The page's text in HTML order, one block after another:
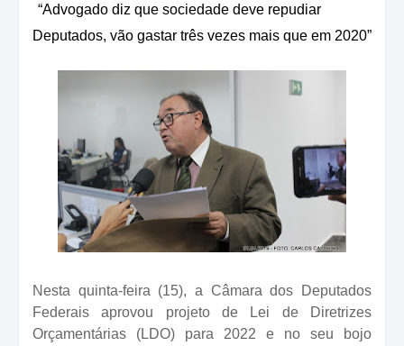
“Advogado diz que sociedade deve repudiar
Deputados, vão gastar três vezes mais que em 2020”
Nesta quinta-feira (15), a Câmara dos Deputados
Federais aprovou projeto de Lei de Diretrizes
Orçamentárias (LDO) para 2022 e no seu bojo